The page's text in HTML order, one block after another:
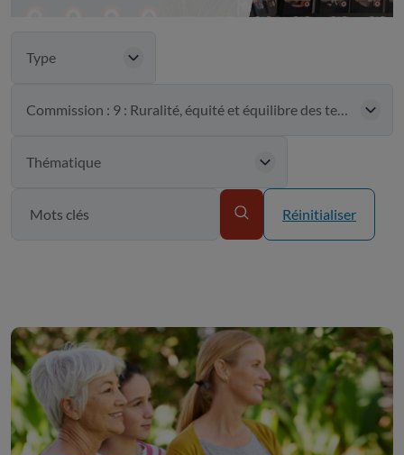
Réinitialiser